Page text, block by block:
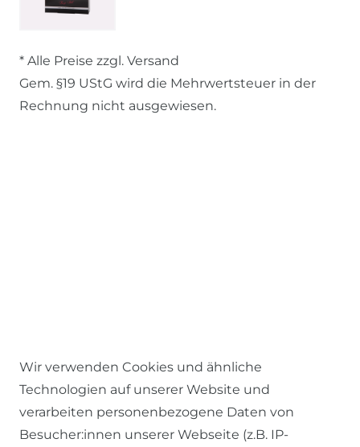
* Alle Preise zzgl. Versand
Gem. §19 UStG wird die Mehrwertsteuer in der
Rechnung nicht ausgewiesen.
Wir verwenden Cookies und ähnliche
Technologien auf unserer Website und
verarbeiten personenbezogene Daten von
Besucher:innen unserer Webseite (z.B. IP-